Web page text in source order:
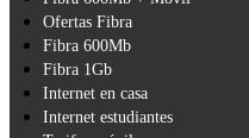
Ofertas Fibra
Fibra 600Mb
Fibra 1Gb
Internet en casa
Internet estudiantes